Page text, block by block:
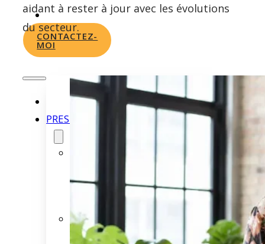
ACTUS
CONTACTEZ-
MOI
PRESTATIONS
Site
Refonte
de
aidant à rester à jour avec les évolutions
du secteur.